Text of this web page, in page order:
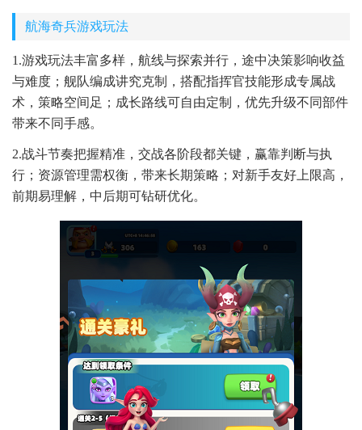
航海奇兵游戏玩法
1.游戏玩法丰富多样，航线与探索并行，途中决策影响收益
与难度；舰队编成讲究克制，搭配指挥官技能形成专属战
术，策略空间足；成长路线可自由定制，优先升级不同部件
带来不同手感。
2.战斗节奏把握精准，交战各阶段都关键，赢靠判断与执
行；资源管理需权衡，带来长期策略；对新手友好上限高，
前期易理解，中后期可钻研优化。